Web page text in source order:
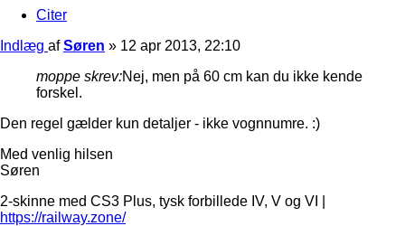
Citer
Indlæg afSøren » 12 apr 2013, 22:10
moppe skrev:Nej, men på 60 cm kan du ikke kende
forskel.
Den regel gælder kun detaljer - ikke vognnumre. :)
Med venlig hilsen
Søren
2-skinne med CS3 Plus, tysk forbillede IV, V og VI |
https://railway.zone/